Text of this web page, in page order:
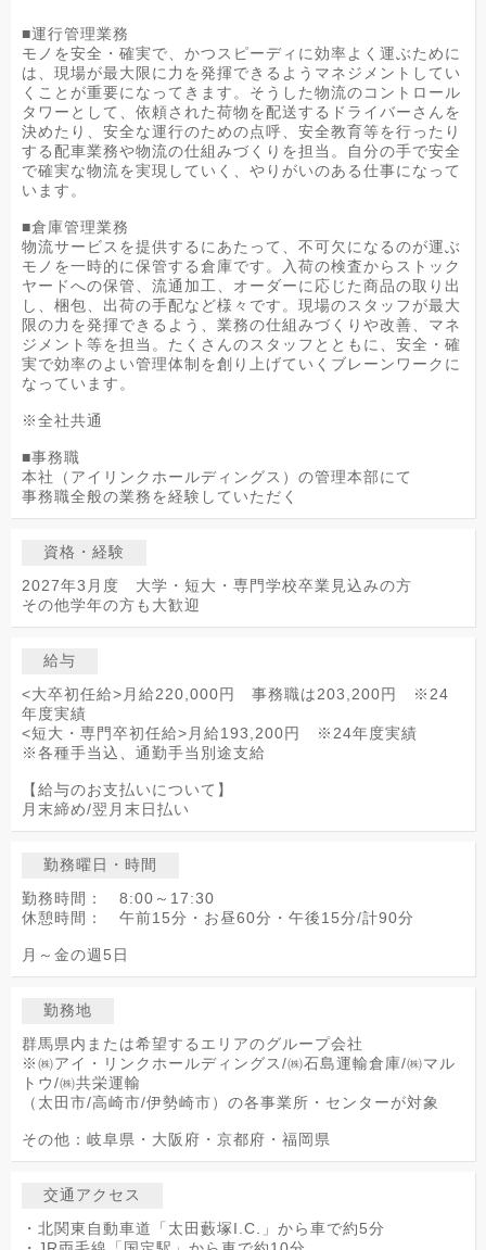
■運行管理業務
モノを安全・確実で、かつスピーディに効率よく運ぶために
は、現場が最大限に力を発揮できるようマネジメントしてい
くことが重要になってきます。そうした物流のコントロール
タワーとして、依頼された荷物を配送するドライバーさんを
決めたり、安全な運行のための点呼、安全教育等を行ったり
する配車業務や物流の仕組みづくりを担当。自分の手で安全
で確実な物流を実現していく、やりがいのある仕事になって
います。
■倉庫管理業務
物流サービスを提供するにあたって、不可欠になるのが運ぶ
モノを一時的に保管する倉庫です。入荷の検査からストック
ヤードへの保管、流通加工、オーダーに応じた商品の取り出
し、梱包、出荷の手配など様々です。現場のスタッフが最大
限の力を発揮できるよう、業務の仕組みづくりや改善、マネ
ジメント等を担当。たくさんのスタッフとともに、安全・確
実で効率のよい管理体制を創り上げていくブレーンワークに
なっています。
※全社共通
■事務職
本社（アイリンクホールディングス）の管理本部にて
事務職全般の業務を経験していただく
資格・経験
2027年3月度 大学・短大・専門学校卒業見込みの方
その他学年の方も大歓迎
給与
<大卒初任給>月給220,000円 事務職は203,200円 ※24
年度実績
<短大・専門卒初任給>月給193,200円 ※24年度実績
※各種手当込、通勤手当別途支給
【給与のお支払いについて】
月末締め/翌月末日払い
勤務曜日・時間
勤務時間： 8:00～17:30
休憩時間： 午前15分・お昼60分・午後15分/計90分
月～金の週5日
勤務地
群馬県内または希望するエリアのグループ会社
※㈱アイ・リンクホールディングス/㈱石島運輸倉庫/㈱マル
トウ/㈱共栄運輸
（太田市/高崎市/伊勢崎市）の各事業所・センターが対象
その他：岐阜県・大阪府・京都府・福岡県
交通アクセス
・北関東自動車道「太田藪塚I.C.」から車で約5分